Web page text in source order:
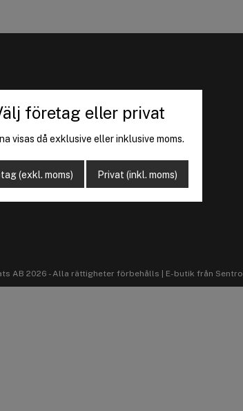
AB 2026 - Alla rättigheter förbehålls | E-butik från Sentro
företag eller privat
visas då exklusive eller inklusive moms.
(exkl. moms) Privat (inkl. moms)